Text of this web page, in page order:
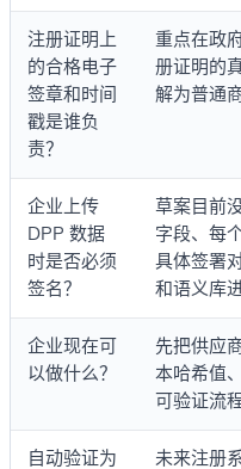
注册证明上
的合格电子
签章和时间
戳是谁负
责？
重点在政
册证明的
解为普通
企业上传
DPP 数据
时是否必须
签名？
草案目前
字段、每
具体签署
和语义库
企业现在可
以做什么？
先把供应
本哈希值
可验证流程
自动验证为
未来注册